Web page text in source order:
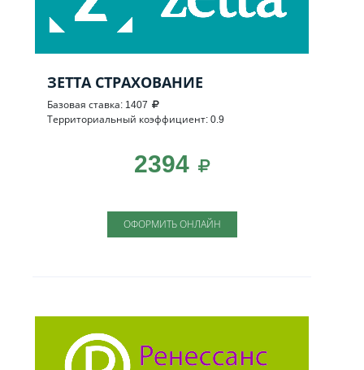
ЗЕТТА СТРАХОВАНИЕ
Базовая ставка: 1407
Территориальный коэффициент: 0.9
2394
ОФОРМИТЬ ОНЛАЙН